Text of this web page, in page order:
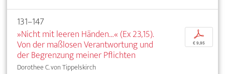
131–147
»Nicht mit leeren Händen…« (Ex 23,15).
Von der maßlosen Verantwortung und
der Begrenzung meiner Pflichten
Dorothee C. von Tippelskirch
p
€ 9,95